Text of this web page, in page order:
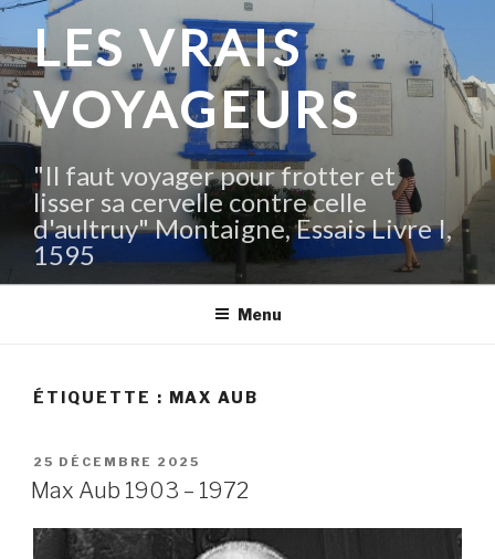
Aller
contenu
principal
LES VRAIS
VOYAGEURS
"Il faut voyager pour frotter et
lisser sa cervelle contre celle
d'aultruy" Montaigne, Essais Livre I,
1595
Menu
ÉTIQUETTE : MAX AUB
PUBLIÉ
LE
25 DÉCEMBRE 2025
Max Aub 1903 – 1972